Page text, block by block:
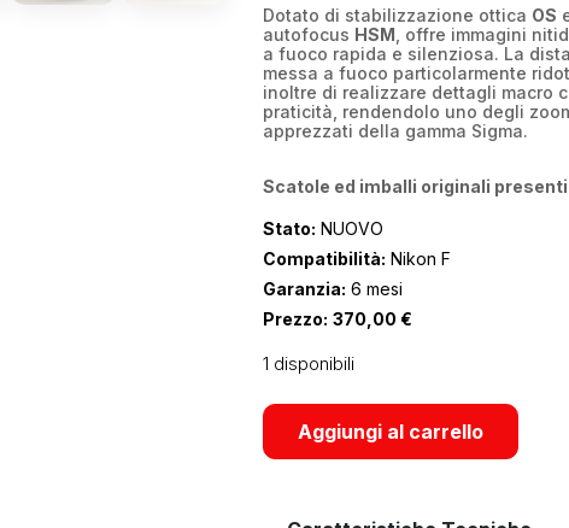
Dotato di stabilizzazione ottica OS
autofocus HSM , offre immagini
a fuoco rapida e silenziosa. La
messa a fuoco particolarmente
inoltre di realizzare dettagli macro
praticità, rendendolo uno degli
apprezzati della gamma Sigma.
Scatole ed imballi originali
Stato: NUOVO
Compatibilità: Nikon F
Garanzia: 6 mesi
Prezzo: 370,00 €
1 disponibili
Aggiungi al carrello